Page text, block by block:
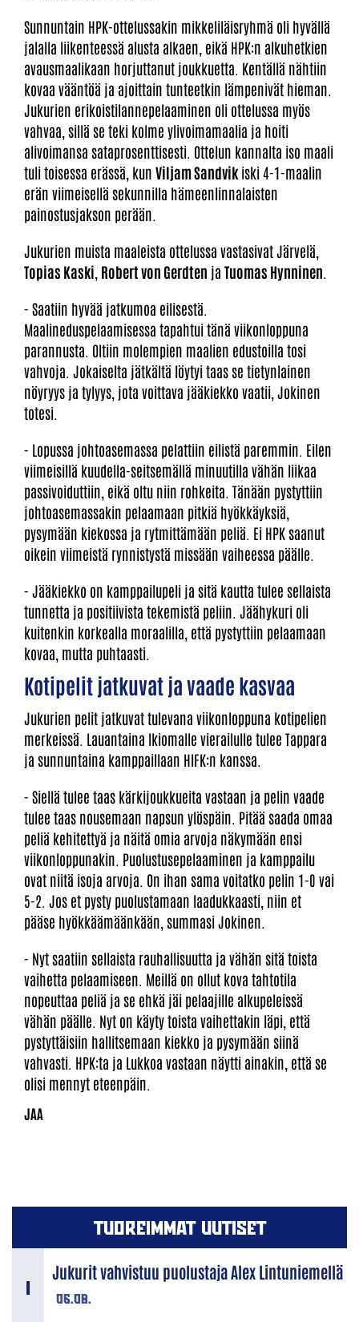
Sunnuntain HPK-ottelussakin mikkeliläisryhmä oli hyvällä
jalalla liikenteessä alusta alkaen, eikä HPK:n alkuhetkien
avausmaalikaan horjuttanut joukkuetta. Kentällä nähtiin
kovaa vääntöä ja ajoittain tunteetkin lämpenivät hieman.
Jukurien erikoistilannepelaaminen oli ottelussa myös
vahvaa, sillä se teki kolme ylivoimamaalia ja hoiti
alivoimansa sataprosenttisesti. Ottelun kannalta iso maali
tuli toisessa erässä, kun Viljam Sandvik iski 4-1-maalin
erän viimeisellä sekunnilla hämeenlinnalaisten
painostusjakson perään.
Jukurien muista maaleista ottelussa vastasivat Järvelä,
Topias Kaski Robert von Gerdten ja Tuomas Hynninen
- Saatiin hyvää jatkumoa eilisestä.
Maalineduspelaamisessa tapahtui tänä viikonloppuna
parannusta. Oltiin molempien maalien edustoilla tosi
vahvoja. Jokaiselta jätkältä löytyi taas se tietynlainen
nöyryys ja tylyys, jota voittava jääkiekko vaatii, Jokinen
totesi.
- Lopussa johtoasemassa pelattiin eilistä paremmin. Eilen
viimeisillä kuudella-seitsemällä minuutilla vähän liikaa
passivoiduttiin, eikä oltu niin rohkeita. Tänään pystyttiin
johtoasemassakin pelaamaan pitkiä hyökkäyksiä,
pysymään kiekossa ja rytmittämään peliä. Ei HPK saanut
oikein viimeistä rynnistystä missään vaiheessa päälle.
- Jääkiekko on kamppailupeli ja sitä kautta tulee sellaista
tunnetta ja positiivista tekemistä peliin. Jäähykuri oli
kuitenkin korkealla moraalilla, että pystyttiin pelaamaan
kovaa, mutta puhtaasti.
Kotipelit jatkuvat ja vaade kasvaa
Jukurien pelit jatkuvat tulevana viikonloppuna kotipelien
merkeissä. Lauantaina Ikiomalle vierailulle tulee Tappara
ja sunnuntaina kamppaillaan HIFK:n kanssa.
- Siellä tulee taas kärkijoukkueita vastaan ja pelin vaade
tulee taas nousemaan napsun ylöspäin. Pitää saada omaa
peliä kehitettyä ja näitä omia arvoja näkymään ensi
viikonloppunakin. Puolustusepelaaminen ja kamppailu
ovat niitä isoja arvoja. On ihan sama voitatko pelin 1-0 vai
5-2. Jos et pysty puolustamaan laadukkaasti, niin et
pääse hyökkäämäänkään, summasi Jokinen.
- Nyt saatiin sellaista rauhallisuutta ja vähän sitä toista
vaihetta pelaamiseen. Meillä on ollut kova tahtotila
nopeuttaa peliä ja se ehkä jäi pelaajille alkupeleissä
vähän päälle. Nyt on käyty toista vaihettakin läpi, että
pystyttäisiin hallitsemaan kiekko ja pysymään siinä
vahvasti. HPK:ta ja Lukkoa vastaan näytti ainakin, että se
olisi mennyt eteenpäin.
TUOREIMMAT UUTISET
06.08.
Jukurit vahvistuu puolustaja Alex Lintuniemellä